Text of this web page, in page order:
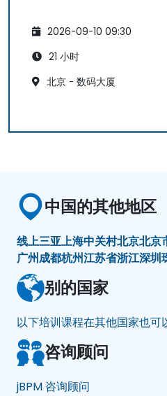
2026-09-10 09:30
21 小时
北京 - 数码大厦
中国的其他地区
线上三亚上海中关村北京北京
广州成都杭州江苏省浙江深圳
别的国家
以下培训课程在其他国家也可
咨询顾问
jBPM 咨询顾问